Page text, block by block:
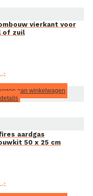
vierkant voor
of zuil
aan winkelwagen
aardgas
50 x 25 cm